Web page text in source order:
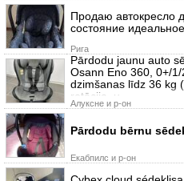
Продаю автокресло
состояние идеальное.
Рига
Pārdodu jaunu auto
Osann Eno 360, 0+/
dzimšanas līdz 36 kg
rotācija, u
Алуксне и р-он
Pārdodu bērnu
Екабпилс и р-он